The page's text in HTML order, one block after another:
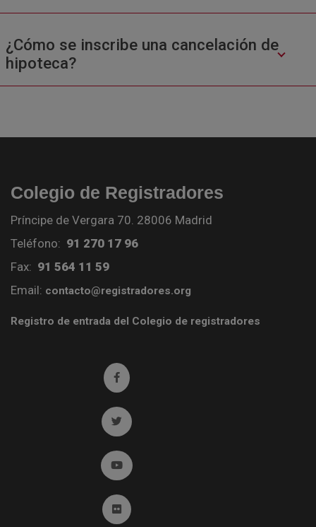
¿Cómo se inscribe una cancelación de
hipoteca?
Colegio de Registradores
Príncipe de Vergara 70. 28006 Madrid
Teléfono: 91 270 17 96
Fax: 91 564 11 59
Email: contacto@registradores.org
Registro de entrada del Colegio de registradores
Ir a facebook (abre en ventana nueva)
Ir a twitter (abre en ventana nueva)
Ir a YouTube (abre en ventana nueva)
Ir a Flickr (abre en ventana nueva)